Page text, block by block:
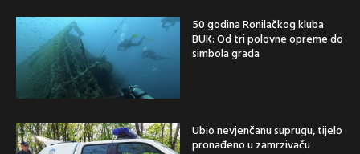
50 godina Ronilačkog kluba
BUK: Od tri polovne opreme do
simbola grada
Ubio nevjenčanu suprugu, tijelo
pronađeno u zamrzivaču